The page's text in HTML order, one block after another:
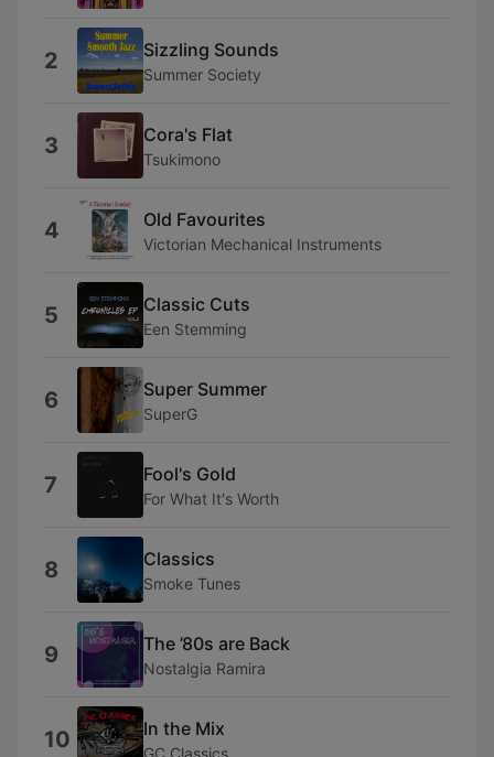
2 Sizzling Sounds
Summer Society
3 Cora's Flat
Tsukimono
4 Old Favourites
Victorian Mechanical Instruments
5 Classic Cuts
Een Stemming
6 Super Summer
SuperG
7 Fool's Gold
For What It's Worth
8 Classics
Smoke Tunes
9 The ’80s are Back
Nostalgia Ramira
10 In the Mix
GC Classics